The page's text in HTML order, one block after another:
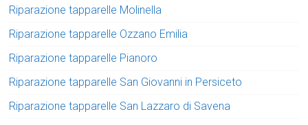
Riparazione tapparelle Molinella
Riparazione tapparelle Ozzano Emilia
Riparazione tapparelle Pianoro
Riparazione tapparelle San Giovanni in Persiceto
Riparazione tapparelle San Lazzaro di Savena